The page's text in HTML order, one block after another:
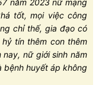
năm 2023 nữ mạng
tốt, mọi việc công
chỉ thế, gia đạo có
tín thêm con thêm
nay, nữ giới sinh năm
bệnh huyết áp không